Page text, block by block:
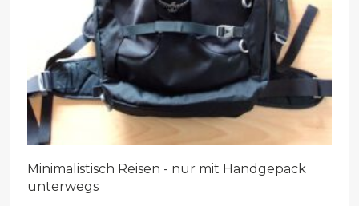
Minimalistisch Reisen - nur mit Handgepäck
unterwegs